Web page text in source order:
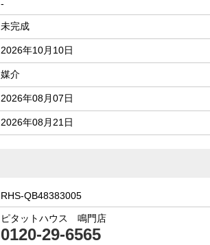
-
未完成
2026年10月10日
媒介
2026年08月07日
2026年08月21日
RHS-QB48383005
ピタットハウス 鳴門店
0120-29-6565